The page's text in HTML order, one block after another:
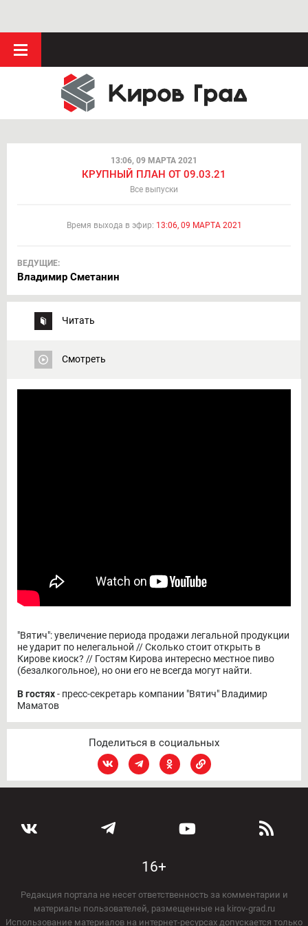
13:06, 09 МАРТА 2021
КРУПНЫЙ ПЛАН ОТ 09.03.21
Все выпуски
Время выхода в эфир: 13:06, 09 МАРТА 2021
ВЕДУЩИЕ:
Владимир Сметанин
Читать
Смотреть
"Вятич": увеличение периода продажи легальной продукции
не ударит по нелегальной // Сколько стоит открыть в
Кирове киоск? // Гостям Кирова интересно местное пиво
(безалкогольное), но они его не всегда могут найти.
В гостях- пресс-секретарь компании "Вятич" Владимир
Маматов
Поделиться в социальных
16+
Редакция портала не несет ответственность за комментарии и
материалы пользователей, размещенные на kirov-grad.ru
Использование материалов на интернет-ресурсах допускается только